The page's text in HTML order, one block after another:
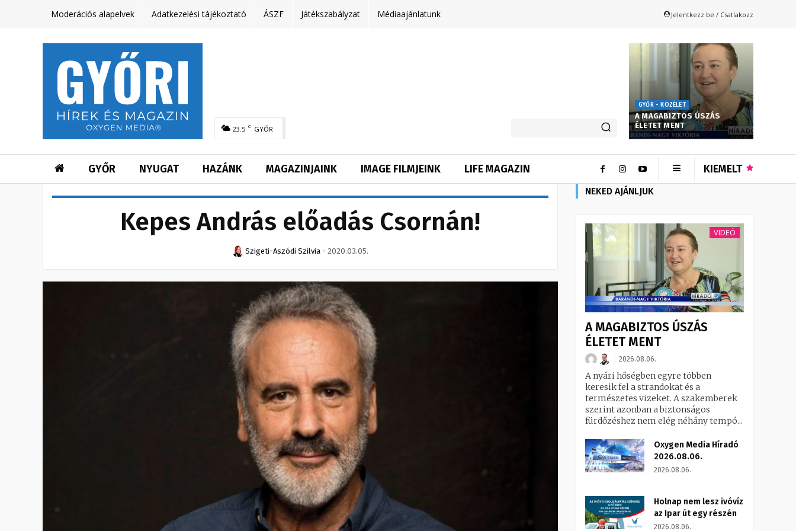
Moderációs alapelvek Adatkezelési tájékoztató ÁSZF Játékszabályzat Médiaajánlatunk Jelentkezz be / Csatlakozz
23.5 C GYŐR
GYŐR - KÖZÉLET
A MAGABIZTOS ÚSZÁS
ÉLETET MENT
GYŐR NYUGAT HAZÁNK MAGAZINJAINK IMAGE FILMJEINK LIFE MAGAZIN KIEMELT
Kepes András előadás Csornán!
Szigeti-Aszódi Szilvia - 2020.03.05.
NEKED AJÁNLJUK
VIDEÓ
A MAGABIZTOS ÚSZÁS
ÉLETET MENT
2026.08.06.
A nyári hőségben egyre többen
keresik fel a strandokat és a
természetes vizeket. A szakemberek
szerint azonban a biztonságos
fürdőzéshez nem elég néhány tempó...
Oxygen Media Híradó
2026.08.06.
2026.08.06.
Holnap nem lesz ivóvíz
az Ipar út egy részén
2026.08.06.